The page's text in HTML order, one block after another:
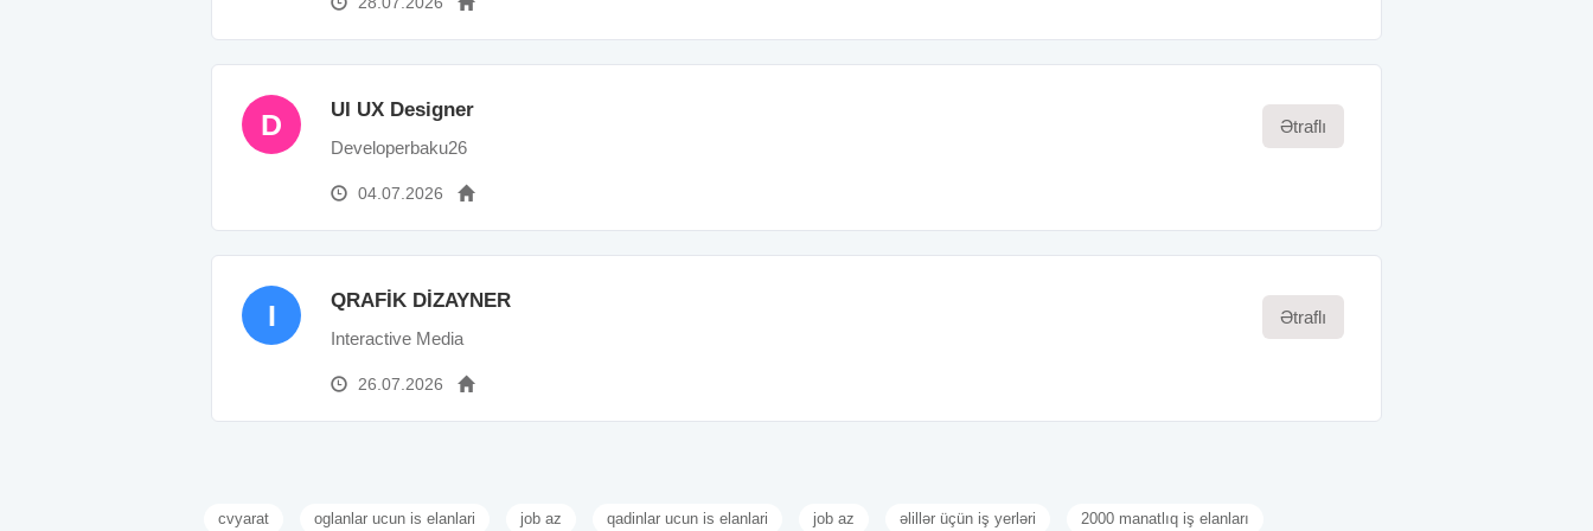
D UI UX Designer
Developerbaku26
04.07.2026
Ətraflı
I QRAFİK DİZAYNER
Interactive Media
26.07.2026
Ətraflı
cvyarat oglanlar ucun is elanlari job az qadinlar ucun is elanlari job az əlillər üçün iş yerləri 2000 manatlıq iş elanları